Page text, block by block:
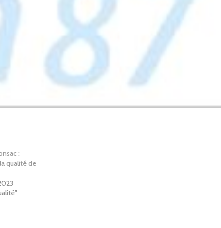
:
qualité de